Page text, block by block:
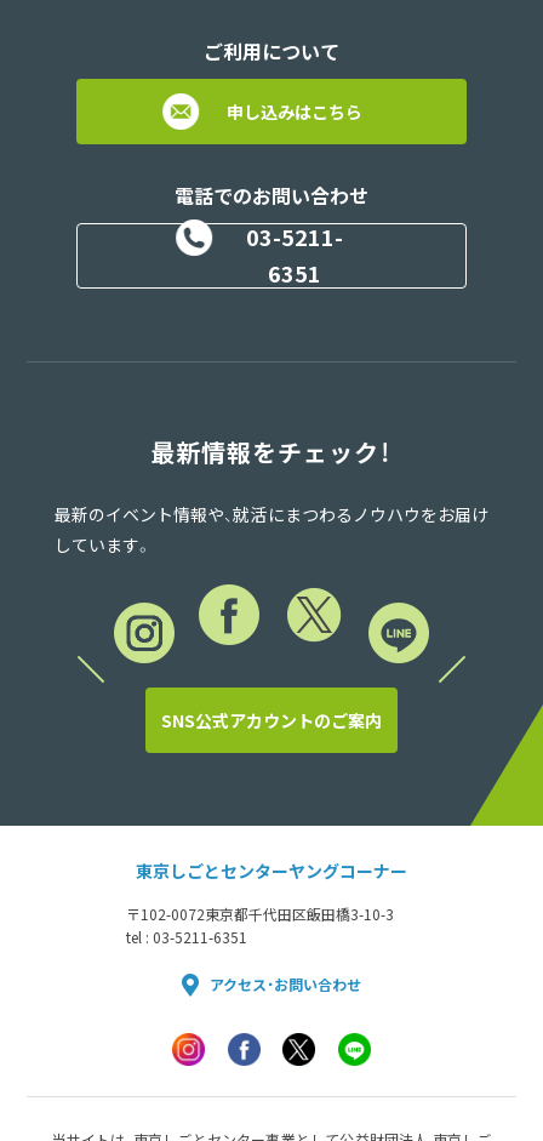
ご利用について
申し込みはこちら
電話でのお問い合わせ
03-5211-
6351
最新情報をチェック！
最新のイベント情報や、就活にまつわるノウハウをお届け
しています。
SNS公式アカウントのご案内
東京しごとセンターヤングコーナー
〒102-0072東京都千代田区飯田橋3-10-3
tel : 03-5211-6351
アクセス・お問い合わせ